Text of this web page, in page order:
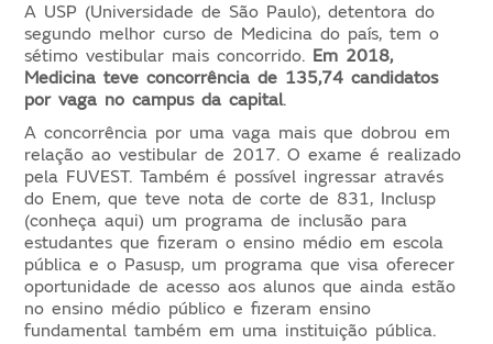
A USP (Universidade de São Paulo), detentora do
segundo melhor curso de Medicina do país, tem o
sétimo vestibular mais concorrido. Em 2018,
Medicina teve concorrência de 135,74 candidatos
por vaga no campus da capital.
A concorrência por uma vaga mais que dobrou em
relação ao vestibular de 2017. O exame é realizado
pela FUVEST. Também é possível ingressar através
do Enem, que teve nota de corte de 831, Inclusp
(conheça aqui) um programa de inclusão para
estudantes que fizeram o ensino médio em escola
pública e o Pasusp, um programa que visa oferecer
oportunidade de acesso aos alunos que ainda estão
no ensino médio público e fizeram ensino
fundamental também em uma instituição pública.